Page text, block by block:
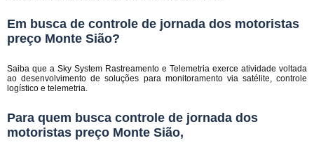
Em busca de controle de jornada dos motoristas
preço Monte Sião?
Saiba que a Sky System Rastreamento e Telemetria exerce atividade voltada
ao desenvolvimento de soluções para monitoramento via satélite, controle
logístico e telemetria.
Para quem busca controle de jornada dos
motoristas preço Monte Sião,